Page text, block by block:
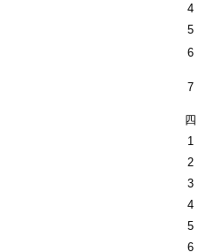
4
5
6
7
四
1
2
3
4
5
6